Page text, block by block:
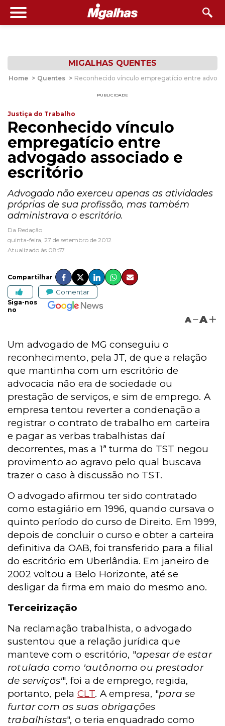
MIGALHAS QUENTES
Home > Quentes > Reconhecido vínculo empregatício entre
PUBLICIDADE
Justiça do Trabalho
Reconhecido vínculo
empregatício entre
advogado associado e
escritório
Advogado não exerceu apenas as atividades
próprias de sua profissão, mas também
administrava o escritório.
Da Redação
quinta-feira, 27 de setembro de 2012
Atualizado às 08:57
Compartilhar
Comentar
Siga-nos
no
A A
Um advogado de MG conseguiu o
reconhecimento, pela JT, de que a relação
que mantinha com um escritório de
advocacia não era de sociedade ou
prestação de serviços, e sim de emprego. A
empresa tentou reverter a condenação a
registrar o contrato de trabalho em carteira
e pagar as verbas trabalhistas daí
decorrentes, mas a 1ª turma do TST negou
provimento ao agravo pelo qual buscava
trazer o caso à discussão no TST.
O advogado afirmou ter sido contratado
como estagiário em 1996, quando cursava o
quinto período do curso de Direito. Em 1999,
depois de concluir o curso e obter a carteira
definitiva da OAB, foi transferido para a filial
do escritório em Uberlândia. Em janeiro de
2002 voltou a Belo Horizonte, até se
desligar da firma em maio do mesmo ano.
Terceirização
Na reclamação trabalhista, o advogado
sustentou que a relação jurídica que
manteve com o escritório, "apesar de estar
rotulado como 'autônomo ou prestador
de serviços'", foi a de emprego, regida,
portanto, pela CLT. A empresa, "para se
furtar com as suas obrigações
trabalhistas", o teria enquadrado como